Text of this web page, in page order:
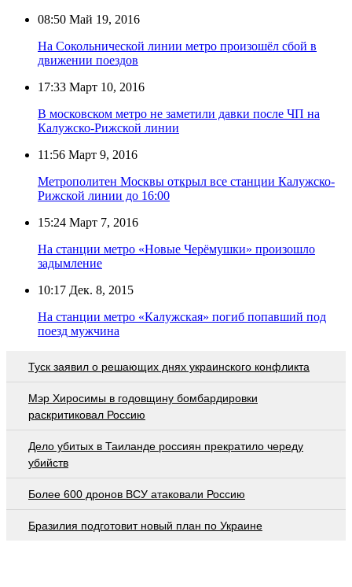
08:50 Май 19, 2016
На Сокольнической линии метро произошёл сбой в
движении поездов
17:33 Март 10, 2016
В московском метро не заметили давки после ЧП на
Калужско-Рижской линии
11:56 Март 9, 2016
Метрополитен Москвы открыл все станции Калужско-
Рижской линии до 16:00
15:24 Март 7, 2016
На станции метро «Новые Черёмушки» произошло
задымление
10:17 Дек. 8, 2015
На станции метро «Калужская» погиб попавший под
поезд мужчина
Туск заявил о решающих днях украинского конфликта
Мэр Хиросимы в годовщину бомбардировки
раскритиковал Россию
Дело убитых в Таиланде россиян прекратило череду
убийств
Более 600 дронов ВСУ атаковали Россию
Бразилия подготовит новый план по Украине